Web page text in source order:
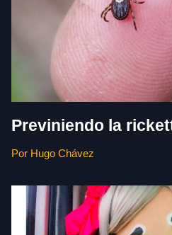
Previniendo la
Por Hugo Chávez